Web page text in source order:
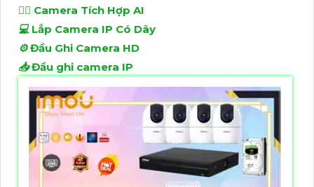
🧛‍♀️ Camera Tích Hợp AI
💻Lắp Camera IP Có Dây
⚙️Đầu Ghi Camera HD
📥Đầu ghi camera IP